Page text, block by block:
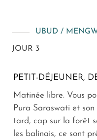
UBUD /
JOUR 3
PETIT-DÉJEUNER,
Matinée libre. Vous
Pura Saraswati et
tard, cap sur la forêt
les balinais, ce sont